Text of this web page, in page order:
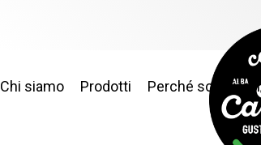
Chi siamo Prodotti Perché sceglierci